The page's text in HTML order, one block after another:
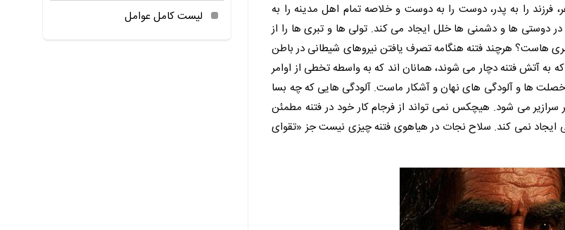
فرزند را به پدر، دوست را به دوست و خلاصه تمام اهل مدینه را به
دوستی ها و دشمنی ها خلل ایجاد می کند. تولی ها و تبری ها را از
هاست؟ هرچند فتنه هنگامه تصرف یافتن نیروهای شیطانی در باطن
آتش فتنه دچار می شوند، همانان اند که به واسطه تخطی از اوامر
ها و آلودگی های نهان و آشکار ماست. آلودگی هایی که چه بسا
سرازیر می شود. هیچکس نمی تواند از فرجام کار خود در فتنه مطمئن
ایجاد نمی کند. سلاح نجات در هیاهوی فتنه چیزی نیست جز «تقوای
لیست کامل عوامل